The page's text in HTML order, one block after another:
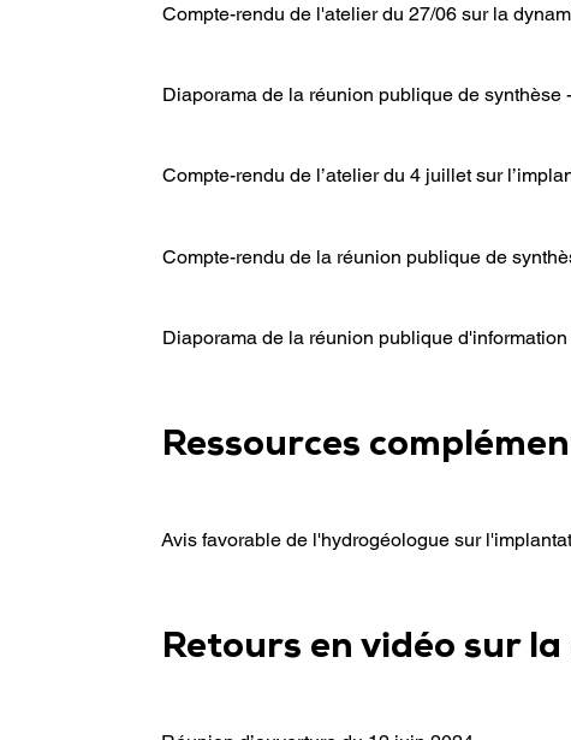
Compte-rendu de l'atelier du 27/06 sur la
Diaporama de la réunion publique de synthèse
Compte-rendu de l’atelier du 4 juillet sur
Compte-rendu de la réunion publique de
Diaporama de la réunion publique
Ressources
Avis favorable de l'hydrogéologue sur
Retours en vidéo sur